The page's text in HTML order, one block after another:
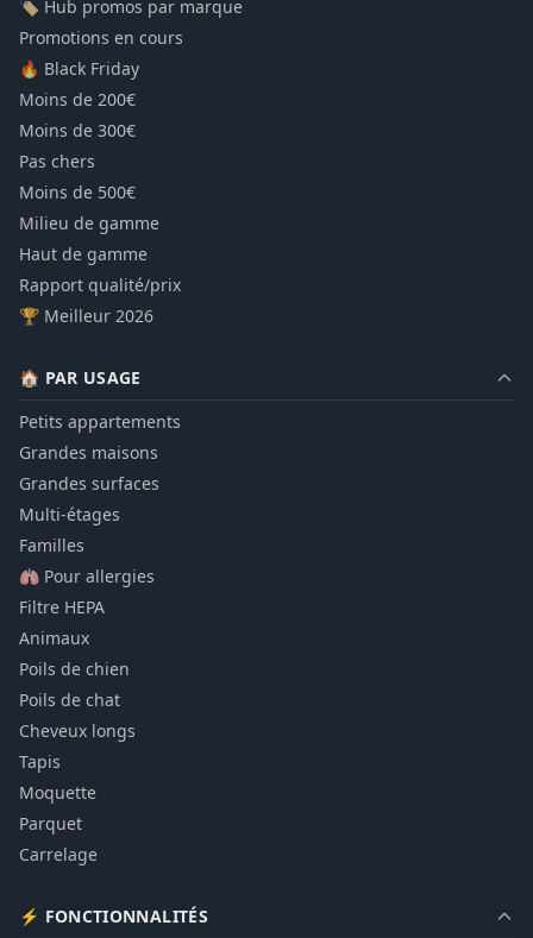
🏷️ Hub promos par marque
Promotions en cours
🔥 Black Friday
Moins de 200€
Moins de 300€
Pas chers
Moins de 500€
Milieu de gamme
Haut de gamme
Rapport qualité/prix
🏆 Meilleur 2026
🏠 PAR USAGE
Petits appartements
Grandes maisons
Grandes surfaces
Multi-étages
Familles
🫁 Pour allergies
Filtre HEPA
Animaux
Poils de chien
Poils de chat
Cheveux longs
Tapis
Moquette
Parquet
Carrelage
⚡ FONCTIONNALITÉS